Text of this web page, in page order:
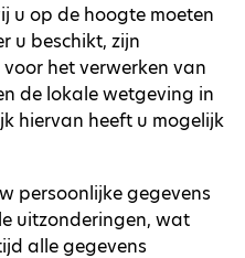
u op de hoogte moeten
u beschikt, zijn
het verwerken van
de lokale wetgeving in
hiervan heeft u mogelijk
persoonlijke gegevens
uitzonderingen, wat
alle gegevens